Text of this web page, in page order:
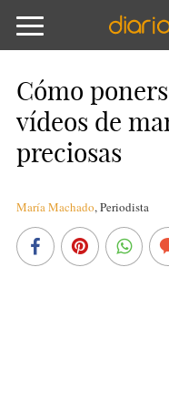
Cómo
vídeos de
preciosas
María Machado,Periodista